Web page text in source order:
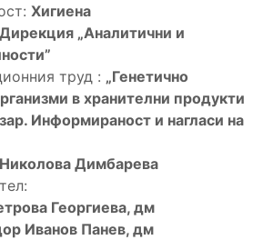
Хигиена
Дирекция „Аналитични и
труд : „Генетично
в хранителни продукти
Информираност и нагласи на
Димбарева
Георгиева, дм
Иванов Панев, дм